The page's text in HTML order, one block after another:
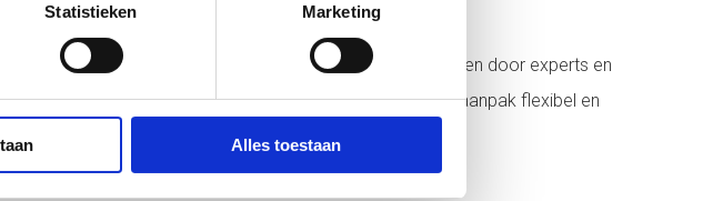
Statistieken Marketing
Alles toestaan
dagelijkse werk. Onze AgilePM® trainingen zijn ontworpen door experts en
je het meeste uit je training haalt. Bovendien is onze aanpak flexibel en
helpen in je carrière.